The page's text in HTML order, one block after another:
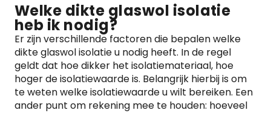
Welke dikte glaswol isolatie
heb ik nodig?
Er zijn verschillende factoren die bepalen welke
dikte glaswol isolatie u nodig heeft. In de regel
geldt dat hoe dikker het isolatiemateriaal, hoe
hoger de isolatiewaarde is. Belangrijk hierbij is om
te weten welke isolatiewaarde u wilt bereiken. Een
ander punt om rekening mee te houden: hoeveel